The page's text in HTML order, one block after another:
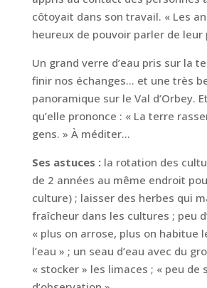
côtoyait dans son travail. « Les
heureux de pouvoir parler de leur
Un grand verre d’eau pris sur la
finir nos échanges… et une très
panoramique sur le Val d’Orbey.
qu’elle prononce : « La terre
gens. » À méditer…
Ses astuces :la rotation des
de 2 années au même endroit
culture) ; laisser des herbes qui
fraîcheur dans les cultures ; peu
« plus on arrose, plus on habitue
l’eau » ; un seau d’eau avec du
« stocker » les limaces ; « peu de